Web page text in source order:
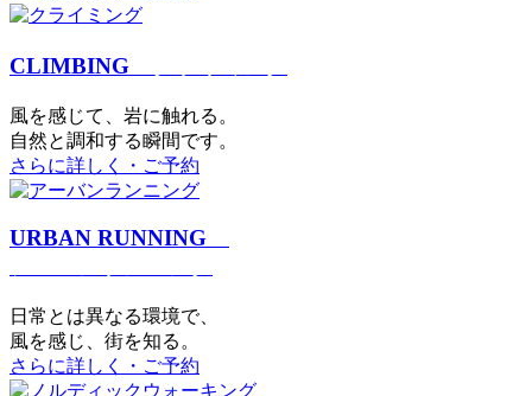
CLIMBING
⾵を感じて、岩に触れる。
⾃然と調和する瞬間です。
さらに詳しく・ご予約
URBAN RUNNING
日常とは異なる環境で、
風を感じ、街を知る。
さらに詳しく・ご予約